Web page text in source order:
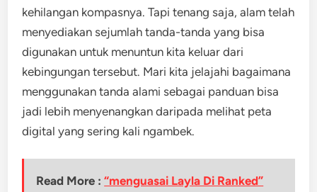
kehilangan kompasnya. Tapi tenang saja, alam telah
menyediakan sejumlah tanda-tanda yang bisa
digunakan untuk menuntun kita keluar dari
kebingungan tersebut. Mari kita jelajahi bagaimana
menggunakan tanda alami sebagai panduan bisa
jadi lebih menyenangkan daripada melihat peta
digital yang sering kali ngambek.
Read More :“menguasai Layla Di Ranked”